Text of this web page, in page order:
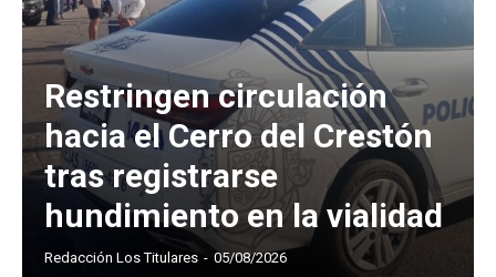
Restringen circulación
hacia el Cerro del Crestón
tras registrarse
hundimiento en la vialidad
Redacción Los Titulares - 05/08/2026